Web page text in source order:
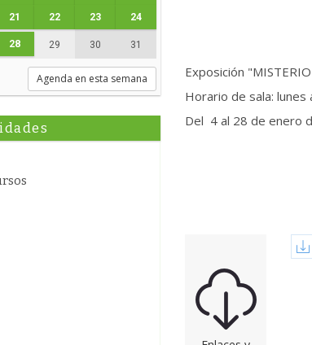
21 22 23 24
28 29 30 31
Agenda en esta semana
Exposición
Horario de sala:
Del 4 al 28 de enero